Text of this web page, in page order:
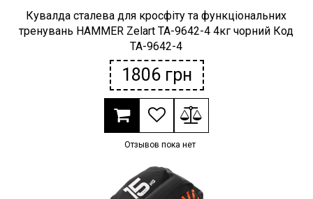
Кувалда сталева для кросфіту та функціональних
тренувань HAMMER Zelart TA-9642-4 4кг чорний Код
TA-9642-4
1806грн
Отзывов пока нет